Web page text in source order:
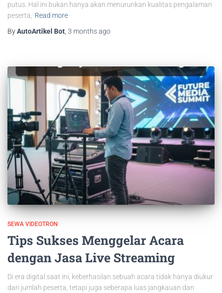
putus. Hal ini bukan hanya akan menurunkan kualitas pengalaman
peserta, Read more
ByAutoArtikel Bot, 3 monthsago
SEWA VIDEOTRON
Tips Sukses Menggelar Acara
dengan Jasa Live Streaming
Di era digital saat ini, keberhasilan sebuah acara tidak hanya diukur
dari jumlah peserta, tetapi juga seberapa luas jangkauan dan